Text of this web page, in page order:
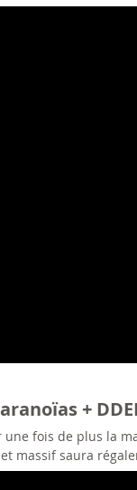
+
fois de plus la
massif saura